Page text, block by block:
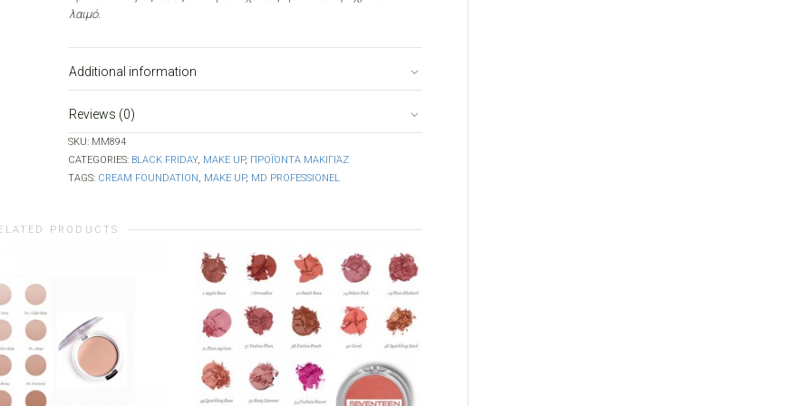
λαιμό.
Additional information
Reviews (0)
SKU: MM894
CATEGORIES: BLACK FRIDAY, MAKE UP, ΠΡΟΪΌΝΤΑ ΜΑΚΙΓΙΆΖ
TAGS: CREAM FOUNDATION , MAKE UP, MD PROFESSIONEL
PRODUCTS